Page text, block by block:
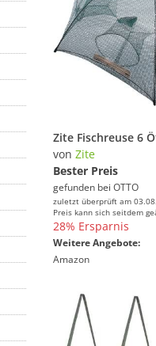
von Zite
Bester Preis
gefunden bei OTTO
zuletzt überprüft am
Preis kann sich seitdem
28% Ersparnis
Weitere Angebote:
Amazon